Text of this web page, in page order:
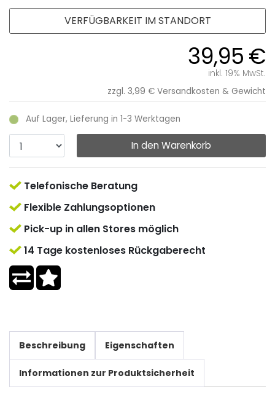
39,95 €
inkl. 19% MwSt.
zzgl. 3,99 € Versandkosten & Gewicht
Auf Lager, Lieferung in 1-3 Werktagen
In den Warenkorb
VERFÜGBARKEIT IM STANDORT
Telefonische Beratung
Flexible Zahlungsoptionen
Pick-up in allen Stores möglich
14 Tage kostenloses Rückgaberecht
Beschreibung Eigenschaften
Informationen zur Produktsicherheit